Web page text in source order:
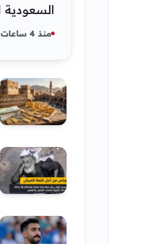
2026 — تحديث مباشر
منذ 4 ساعات